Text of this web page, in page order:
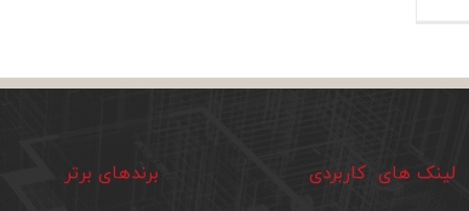
لینک های کاربردی برندهای برتر